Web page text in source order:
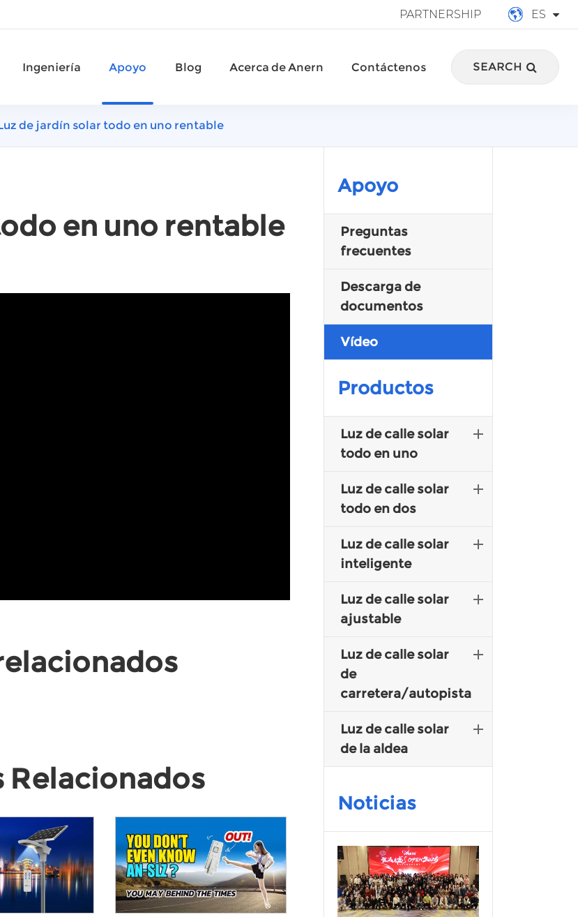
PARTNERSHIP ES
français
Ingeniería Apoyo Blog Acerca de Anern Contáctenos SEARCH
de jardín solar todo en uno rentable
en uno rentable
Relacionados
Apoyo
Preguntas
frecuentes
Descarga de
documentos
Vídeo
Productos
Luz de calle solar
todo en uno
Luz de calle solar
todo en dos
Luz de calle solar
inteligente
Luz de calle solar
ajustable
Luz de calle solar
de
carretera/autopista
Luz de calle solar
de la aldea
Noticias